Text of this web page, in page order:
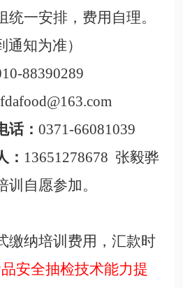
统一安排，费用自理。
通知为准）
88390289
话： 0371-66081039
： 13651278678 张毅骅
训自愿参加。
缴纳培训费用，汇款时
安全抽检技术能力提